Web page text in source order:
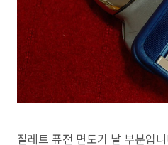
질레트 퓨전 면도기 날 부분입